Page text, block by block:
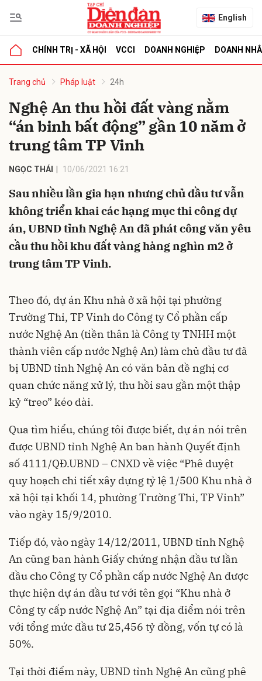
English
CHÍNH TRỊ - XÃ HỘI VCCI DOANH NGHIỆP DOANH
Trang chủ Pháp luật 24h
Nghệ An thu hồi đất vàng nằm
“án binh bất động” gần 10 năm ở
trung tâm TP Vinh
NGỌC THÁI 10/06/2021 16:21
Sau nhiều lần gia hạn nhưng chủ đầu tư vẫn
không triển khai các hạng mục thi công dự
án, UBND tỉnh Nghệ An đã phát công văn yêu
cầu thu hồi khu đất vàng hàng nghìn m2 ở
trung tâm TP Vinh.
Theo đó, dự án Khu nhà ở xã hội tại phường
Trường Thi, TP Vinh do Công ty Cổ phần cấp
nước Nghệ An (tiền thân là Công ty TNHH một
thành viên cấp nước Nghệ An) làm chủ đầu tư đã
bị UBND tỉnh Nghệ An có văn bản đề nghị cơ
quan chức năng xử lý, thu hồi sau gần một thập
kỷ “treo” kéo dài.
Qua tìm hiểu, chúng tôi được biết, dự án nói trên
được UBND tỉnh Nghệ An ban hành Quyết định
số 4111/QĐ.UBND – CNXD về việc “Phê duyệt
quy hoạch chi tiết xây dựng tỷ lệ 1/500 Khu nhà ở
xã hội tại khối 14, phường Trường Thi, TP Vinh”
vào ngày 15/9/2010.
Tiếp đó, vào ngày 14/12/2011, UBND tỉnh Nghệ
An cũng ban hành Giấy chứng nhận đầu tưlần
đầu cho Công ty Cổ phần cấp nước Nghệ An được
thực hiện dự án đầu tư với tên gọi “Khu nhà ở
Công ty cấp nước Nghệ An” tại địa điểm nói trên
với tổng mức đầu tư 25,456 tỷ đồng, vốn tự có là
50%.
Tại thời điểm này, UBND tỉnh Nghệ An cũng phê
luận
Hủy